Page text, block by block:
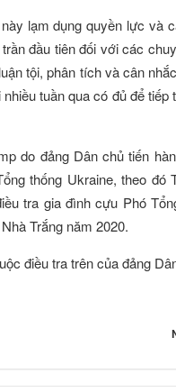
lạm dụng quyền lực và
đầu tiên đối với các
tội, phân tích và cân
tuần qua có đủ để
do đảng Dân chủ tiến
thống Ukraine, theo đó
tra gia đình cựu Phó
Trắng năm 2020.
điều tra trên của đảng